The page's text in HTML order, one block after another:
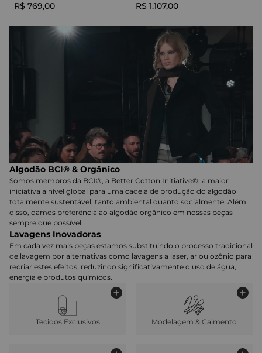
R$ 769,00 R$ 1.107,00
Algodão BCI® & Orgânico
Somos membros da BCI®, a Better Cotton Initiative®, a maior
iniciativa a nível global para uma cadeia de produção do algodão
totalmente sustentável, tanto ambiental quanto socialmente. Além
disso, damos preferência ao algodão orgânico em nossas peças
sempre que possível.
Lavagens Inovadoras
Em cada vez mais peças estamos substituindo o processo tradicional
de lavagem por alternativas como lavagens a laser, ar ou ozônio para
recriar estes efeitos, reduzindo significativamente o uso de água,
energia e produtos químicos.
Tecidos Exclusivos Modelagem & Caimento